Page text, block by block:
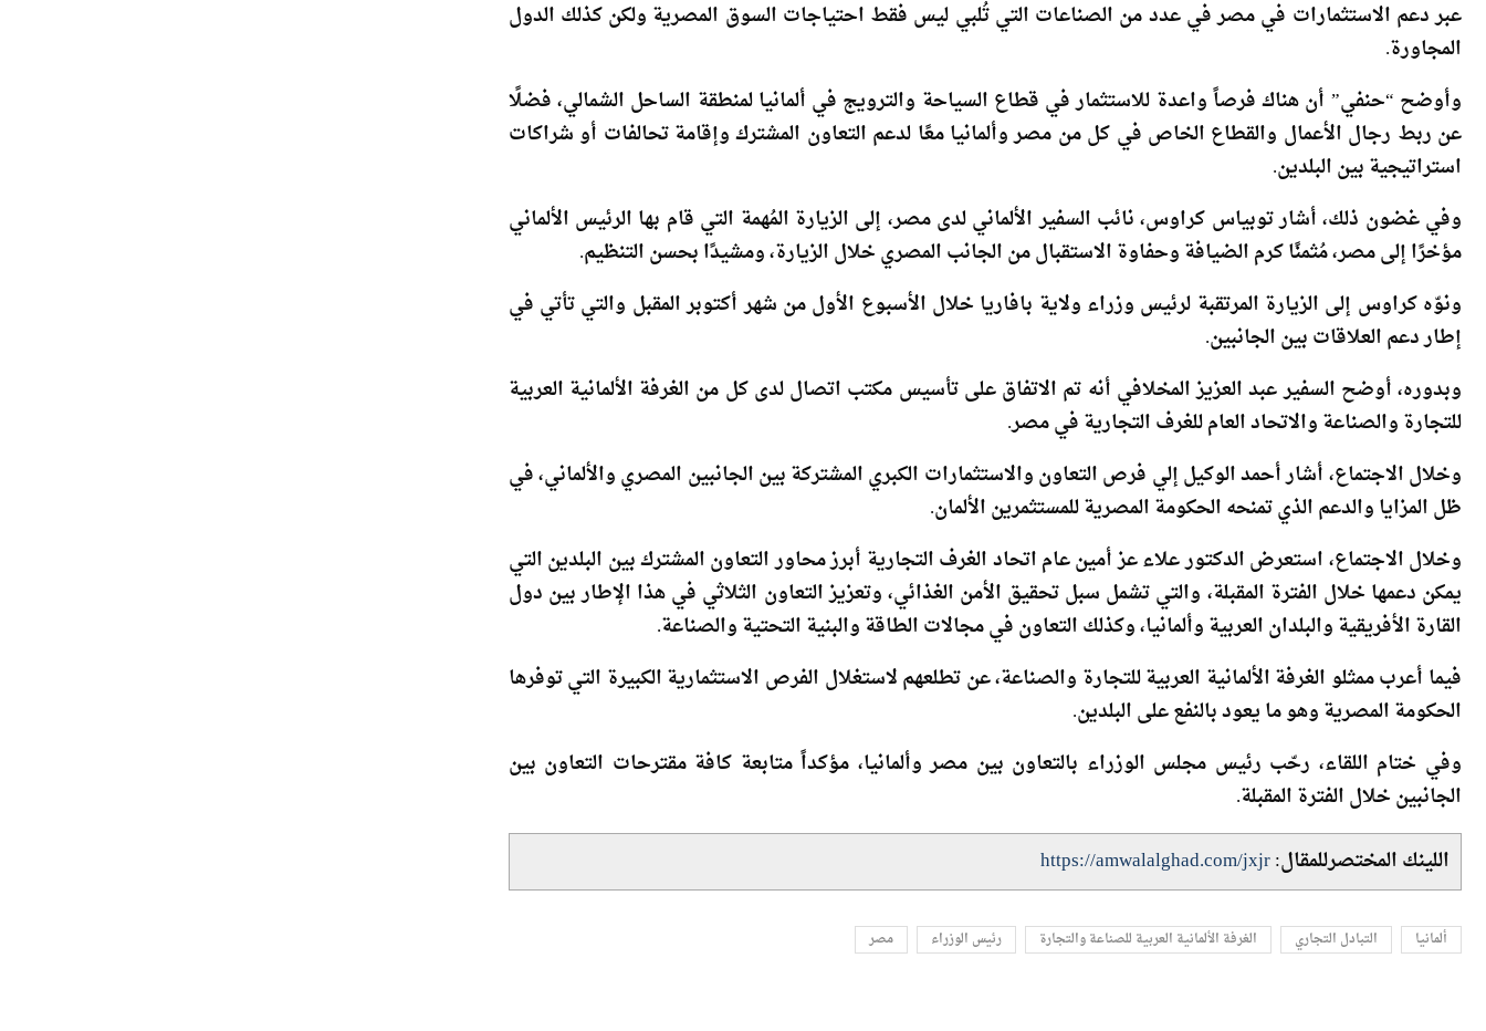
وخلال الاجتماع، أكد الدكتور خالد حنفي أن الغرفة الألمانية العربية للتجارة والصناعة تسعى لعقد شراكات استراتيجية
عبر دعم الاستثمارات في مصر في عدد من الصناعات التي تُلبي ليس فقط احتياجات السوق المصرية ولكن كذلك الدول
المجاورة.
وأوضح “حنفي” أن هناك فرصاً واعدة للاستثمار في قطاع السياحة والترويج في ألمانيا لمنطقة الساحل الشمالي، فضلًا
عن ربط رجال الأعمال والقطاع الخاص في كل من مصر وألمانيا معًا لدعم التعاون المشترك وإقامة تحالفات أو شراكات
استراتيجية بين البلدين.
وفي غضون ذلك، أشار توبياس كراوس، نائب السفير الألماني لدى مصر، إلى الزيارة المُهمة التي قام بها الرئيس الألماني
مؤخرًا إلى مصر، مُثمنًا كرم الضيافة وحفاوة الاستقبال من الجانب المصري خلال الزيارة، ومشيدًا بحسن التنظيم.
ونوّه كراوس إلى الزيارة المرتقبة لرئيس وزراء ولاية بافاريا خلال الأسبوع الأول من شهر أكتوبر المقبل والتي تأتي في
إطار دعم العلاقات بين الجانبين.
وبدوره، أوضح السفير عبد العزيز المخلافي أنه تم الاتفاق على تأسيس مكتب اتصال لدى كل من الغرفة الألمانية العربية
للتجارة والصناعة والاتحاد العام للغرف التجارية في مصر.
وخلال الاجتماع، أشار أحمد الوكيل إلي فرص التعاون والاستثمارات الكبري المشتركة بين الجانبين المصري والألماني، في
ظل المزايا والدعم الذي تمنحه الحكومة المصرية للمستثمرين الألمان.
وخلال الاجتماع، استعرض الدكتور علاء عز أمين عام اتحاد الغرف التجارية أبرز محاور التعاون المشترك بين البلدين التي
يمكن دعمها خلال الفترة المقبلة، والتي تشمل سبل تحقيق الأمن الغذائي، وتعزيز التعاون الثلاثي في هذا الإطار بين دول
القارة الأفريقية والبلدان العربية وألمانيا، وكذلك التعاون في مجالات الطاقة والبنية التحتية والصناعة.
فيما أعرب ممثلو الغرفة الألمانية العربية للتجارة والصناعة، عن تطلعهم لاستغلال الفرص الاستثمارية الكبيرة التي توفرها
الحكومة المصرية وهو ما يعود بالنفع على البلدين.
وفي ختام اللقاء، رحّب رئيس مجلس الوزراء بالتعاون بين مصر وألمانيا، مؤكداً متابعة كافة مقترحات التعاون بين
الجانبين خلال الفترة المقبلة.
اللينك المختصرللمقال:https://amwalalghad.com/jxjr